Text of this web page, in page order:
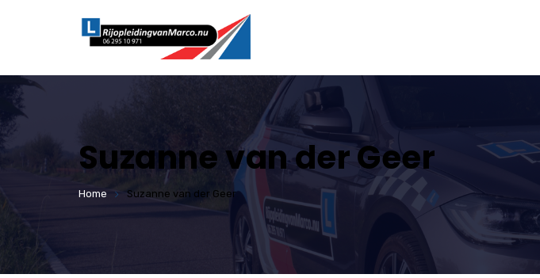
Suzanne van der Geer
Home Suzanne van der Geer